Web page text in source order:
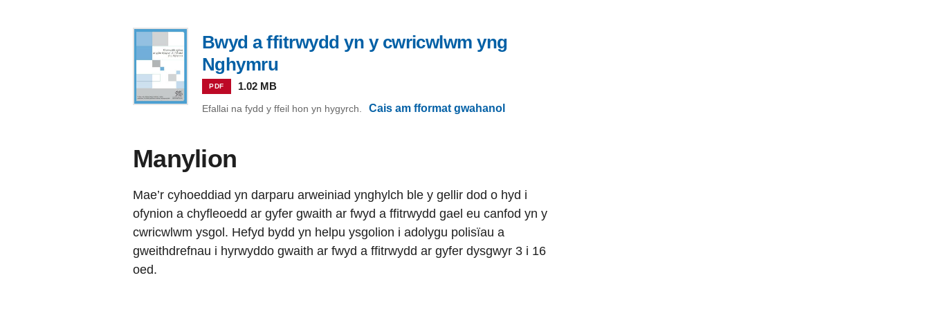
Bwyd a ffitrwydd yn y cwricwlwm yng
Nghymru
PDF 1.02 MB
Efallai na fydd y ffeil hon yn hygyrch. Cais am fformat gwahanol
Manylion
Mae’r cyhoeddiad yn darparu arweiniad ynghylch ble y gellir dod o hyd i
ofynion a chyfleoedd ar gyfer gwaith ar fwyd a ffitrwydd gael eu canfod yn y
cwricwlwm ysgol. Hefyd bydd yn helpu ysgolion i adolygu polisïau a
gweithdrefnau i hyrwyddo gwaith ar fwyd a ffitrwydd ar gyfer dysgwyr 3 i 16
oed.